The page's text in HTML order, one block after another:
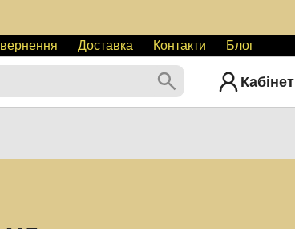
Доставка Контакти Блог
Кабінет